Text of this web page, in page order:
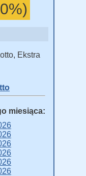
Ekstra
miesiąca: